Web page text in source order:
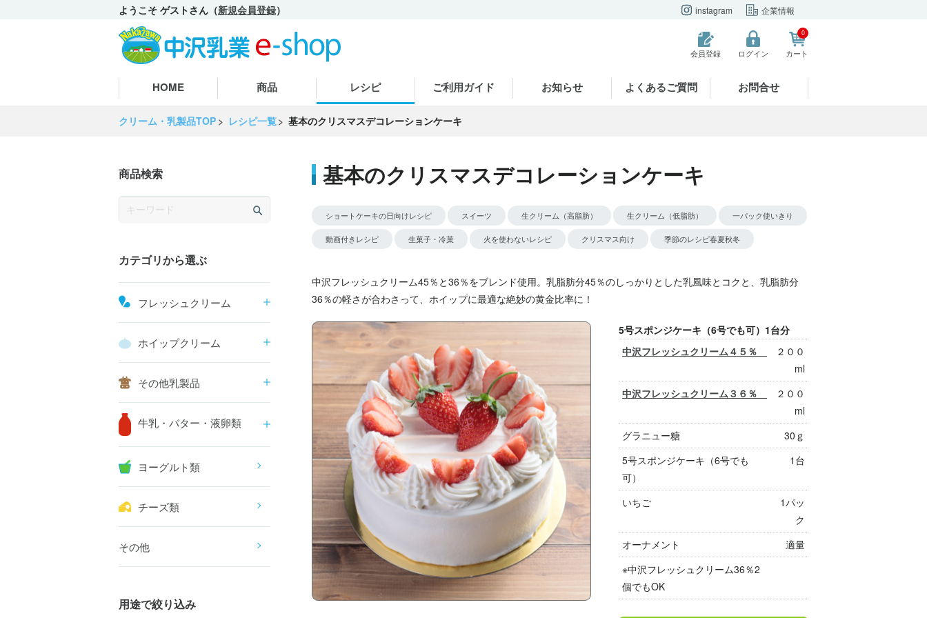
ようこそ ゲストさん（新規会員登録） instagram 企業情報
会員登録 ログイン
0
カート
HOME 商品 レシピ ご利用ガイド お知らせ よくあるご質問 お問合せ
クリーム・乳製品TOP レシピ一覧 基本のクリスマスデコレーションケーキ
商品検索
カテゴリから選ぶ
フレッシュクリーム
ホイップクリーム
その他乳製品
牛乳・バター・液卵類
ヨーグルト類
チーズ類
その他
用途で絞り込み
基本のクリスマスデコレーションケーキ
ショートケーキの日向けレシピ スイーツ 生クリーム（高脂肪） 生クリーム（低脂肪） 一パック使いきり
動画付きレシピ 生菓子・冷菓 火を使わないレシピ クリスマス向け 季節のレシピ春夏秋冬
中沢フレッシュクリーム45％と36％をブレンド使用。乳脂肪分45％のしっかりとした乳風味とコクと、乳脂肪分
36％の軽さが合わさって、ホイップに最適な絶妙の黄金比率に！
5号スポンジケーキ（6号でも可）1台分
中沢フレッシュクリーム４５％
２００
ml
中沢フレッシュクリーム３６％
２００
ml
グラニュー糖
30ｇ
5号スポンジケーキ（6号でも
可）
1台
いちご
1パッ
ク
オーナメント
適量
※中沢フレッシュクリーム36％2
個でもOK